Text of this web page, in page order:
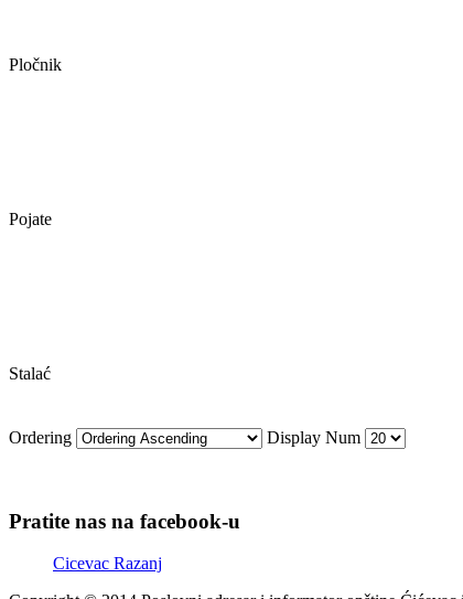
Pločnik
Pojate
Stalać
Ordering Display Num
Pratite nas na facebook-u
Cicevac Razanj